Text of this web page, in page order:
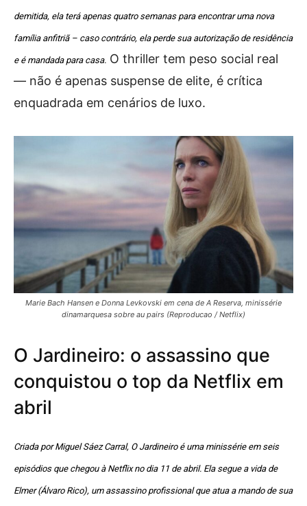
demitida, ela terá apenas quatro semanas para encontrar uma nova
família anfitriã – caso contrário, ela perde sua autorização de residência
e é mandada para casa. O thriller tem peso social real
— não é apenas suspense de elite, é crítica
enquadrada em cenários de luxo.
Marie Bach Hansen e Donna Levkovski em cena de A Reserva, minissérie
dinamarquesa sobre au pairs (Reproducao / Netflix)
O Jardineiro: o assassino que
conquistou o top da Netflix em
abril
Criada por Miguel Sáez Carral, O Jardineiro é uma minissérie em seis
episódios que chegou à Netflix no dia 11 de abril. Ela segue a vida de
Elmer (Álvaro Rico), um assassino profissional que atua a mando de sua